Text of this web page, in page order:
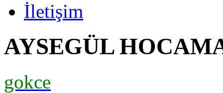
İletişim
AYSEGÜL
gokce